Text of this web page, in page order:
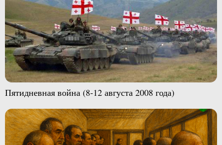
Пятидневная война (8-12 августа 2008 года)